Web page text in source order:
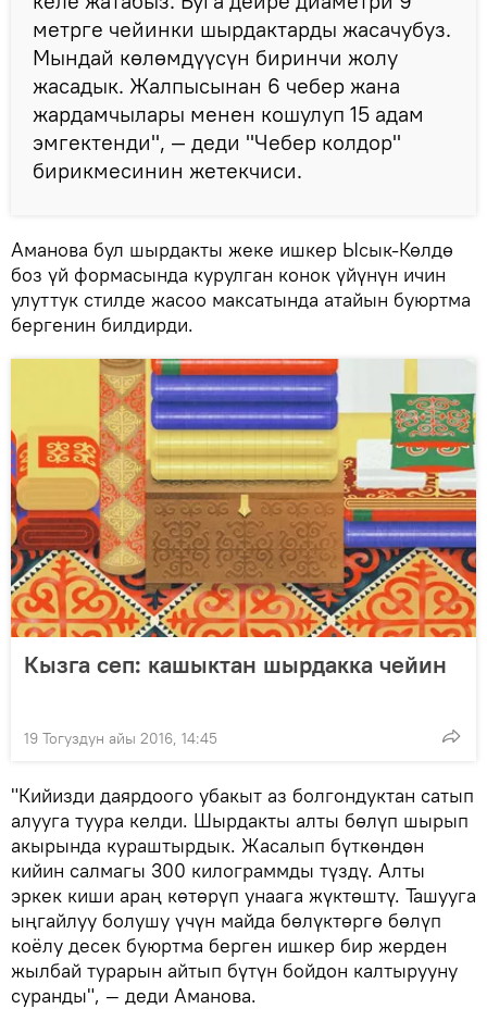
метрге чейинки шырдактарды жасачубуз.
Мындай көлөмдүүсүн биринчи жолу
жасадык. Жалпысынан 6 чебер жана
жардамчылары менен кошулуп 15 адам
эмгектенди", — деди "Чебер колдор"
бирикмесинин жетекчиси.
Аманова бул шырдакты жеке ишкер Ысык-Көлдө
боз үй формасында курулган конок үйүнүн ичин
улуттук стилде жасоо максатында атайын буюртма
бергенин билдирди.
Кызга сеп: кашыктан шырдакка чейин
19 Тогуздун айы 2016, 14:45
"Кийизди даярдоого убакыт аз болгондуктан сатып
алууга туура келди. Шырдакты алты бөлүп шырып
акырында кураштырдык. Жасалып бүткөндөн
кийин салмагы 300 килограммды түздү. Алты
эркек киши араң көтөрүп унаага жүктөштү. Ташууга
ыңгайлуу болушу үчүн майда бөлүктөргө бөлүп
коёлу десек буюртма берген ишкер бир жерден
жылбай турарын айтып бүтүн бойдон калтырууну
суранды", — деди Аманова.